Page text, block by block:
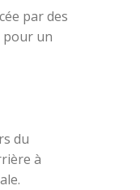
par des
pour un
du
à